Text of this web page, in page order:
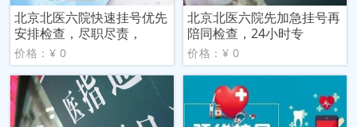
北京北医六院快速挂号优先
安排检查，尽职尽责，
价格：¥ 0
北京北医六院先加急挂号再
陪同检查，24小时专
价格：¥ 0